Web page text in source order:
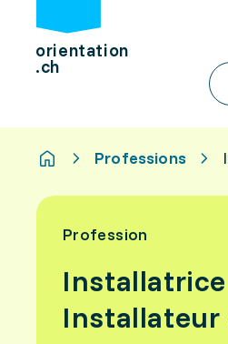
orientation
.ch
Professions
Profession
Installateur